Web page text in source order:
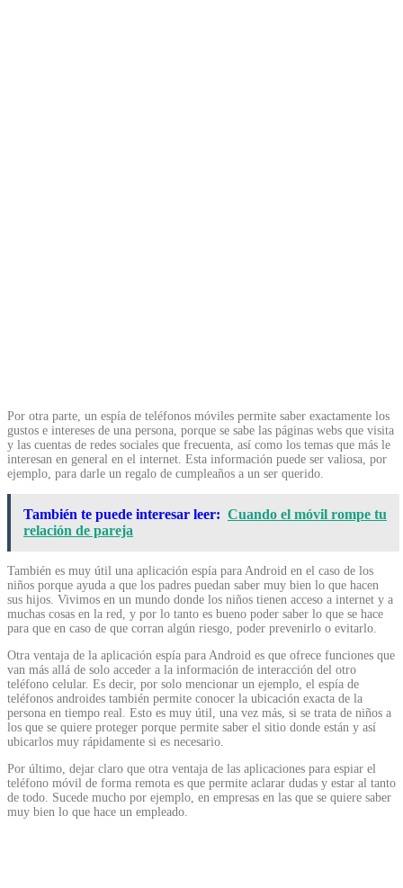
Por otra parte, un espía de teléfonos móviles permite saber exactamente los
gustos e intereses de una persona, porque se sabe las páginas webs que visita
y las cuentas de redes sociales que frecuenta, así como los temas que más le
interesan en general en el internet. Esta información puede ser valiosa, por
ejemplo, para darle un regalo de cumpleaños a un ser querido.
También te puede interesar leer: Cuando el móvil rompe tu
relación de pareja
También es muy útil una aplicación espía para Android en el caso de los
niños porque ayuda a que los padres puedan saber muy bien lo que hacen
sus hijos. Vivimos en un mundo donde los niños tienen acceso a internet y a
muchas cosas en la red, y por lo tanto es bueno poder saber lo que se hace
para que en caso de que corran algún riesgo, poder prevenirlo o evitarlo.
Otra ventaja de la aplicación espía para Android es que ofrece funciones que
van más allá de solo acceder a la información de interacción del otro
teléfono celular. Es decir, por solo mencionar un ejemplo, el espía de
teléfonos androides también permite conocer la ubicación exacta de la
persona en tiempo real. Esto es muy útil, una vez más, si se trata de niños a
los que se quiere proteger porque permite saber el sitio donde están y así
ubicarlos muy rápidamente si es necesario.
Por último, dejar claro que otra ventaja de las aplicaciones para espiar el
teléfono móvil de forma remota es que permite aclarar dudas y estar al tanto
de todo. Sucede mucho por ejemplo, en empresas en las que se quiere saber
muy bien lo que hace un empleado.